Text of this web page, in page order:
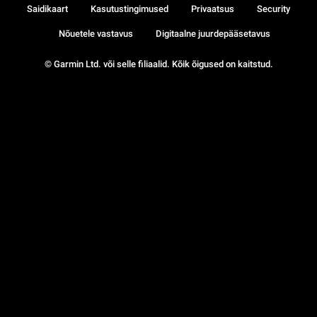
© Garmin Ltd. või selle filiaalid. Kõik õigused on kaitstud.
Saidikaart Kasutustingimused Privaatsus Security
Nõuetele vastavus Digitaalne juurdepääsetavus